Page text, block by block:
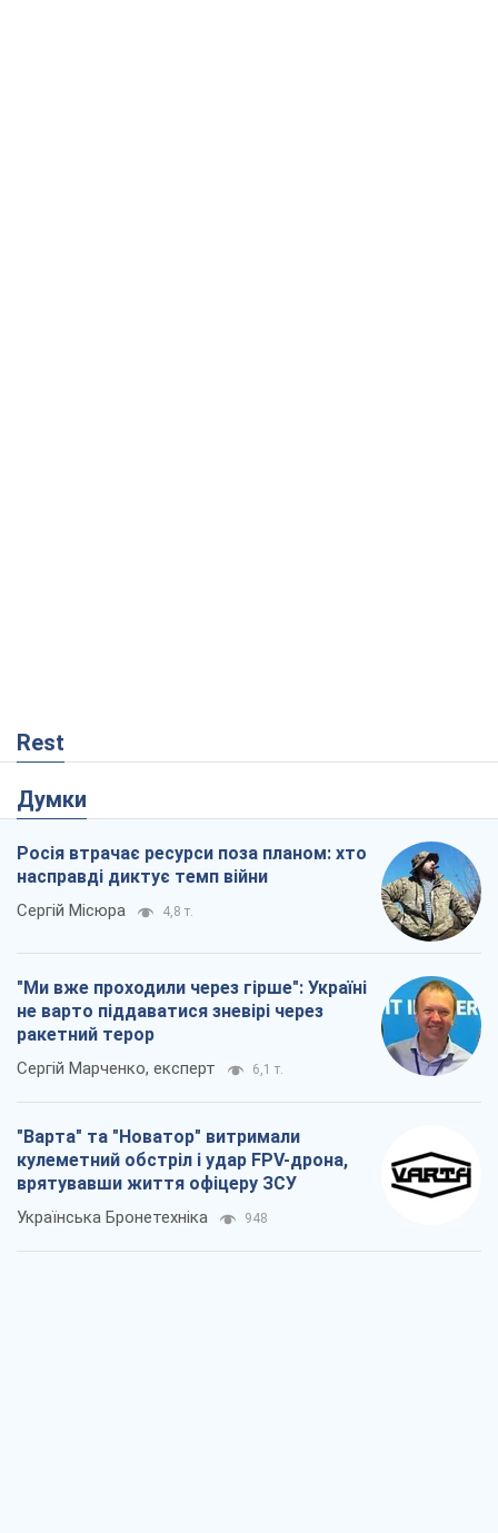
Rest
Думки
Росія втрачає ресурси поза планом: хто
насправді диктує темп війни
Сергій Місюра 4,8 т.
"Ми вже проходили через гірше": Україні
не варто піддаватися зневірі через
ракетний терор
Сергій Марченко, експерт 6,1 т.
"Варта" та "Новатор" витримали
кулеметний обстріл і удар FPV-дрона,
врятувавши життя офіцеру ЗСУ
Українська Бронетехніка 948